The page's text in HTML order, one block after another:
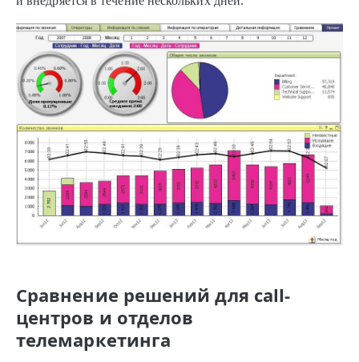
Сравнение решений для call-
центров и отделов
телемаркетинга